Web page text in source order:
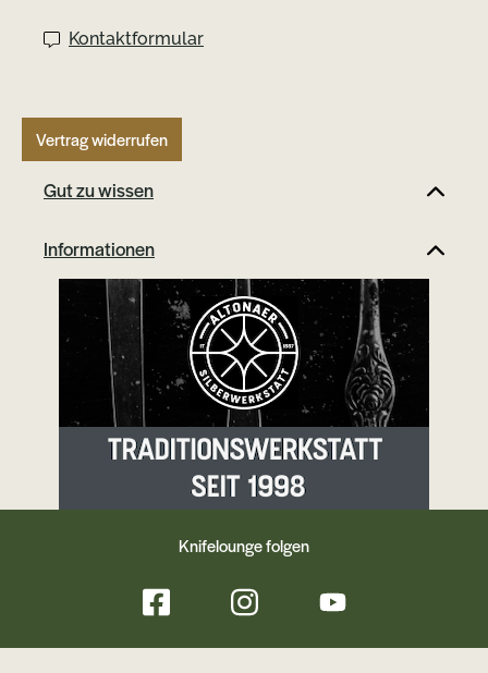
Kontaktformular
Vertrag widerrufen
Gut zu wissen
Informationen
Knifelounge folgen